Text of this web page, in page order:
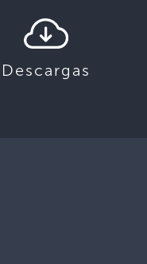
Descargas